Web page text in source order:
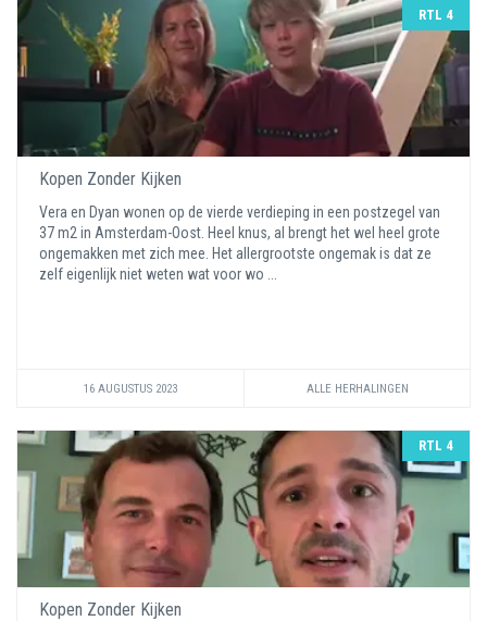
RTL 4
Kopen Zonder Kijken
Vera en Dyan wonen op de vierde verdieping in een postzegel van
37 m2 in Amsterdam-Oost. Heel knus, al brengt het wel heel grote
ongemakken met zich mee. Het allergrootste ongemak is dat ze
zelf eigenlijk niet weten wat voor wo ...
16 AUGUSTUS 2023 ALLE HERHALINGEN
RTL 4
Kopen Zonder Kijken